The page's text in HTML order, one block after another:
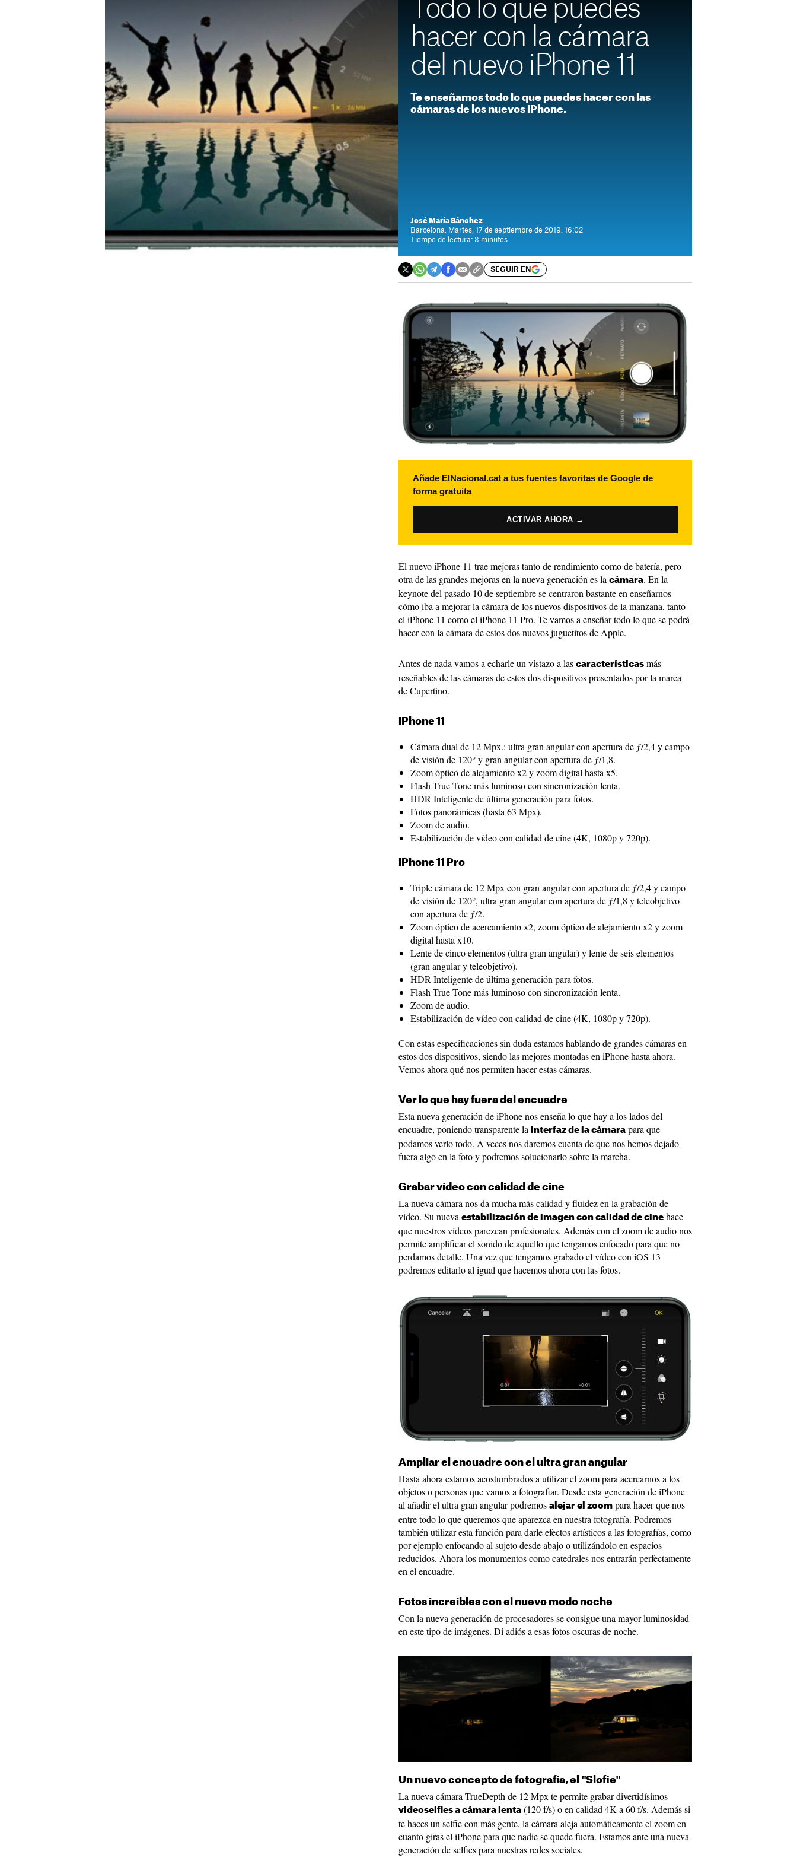
Todo lo que puedes
hacer con la cámara
del nuevo iPhone 11
Te enseñamos todo lo que puedes hacer con las
cámaras de los nuevos iPhone.
José María Sánchez
Barcelona. Martes, 17 de septiembre de 2019. 16:02
Tiempo de lectura: 3 minutos
SEGUIR EN
Añade ElNacional.cat a tus fuentes favoritas de Google de
forma gratuita
ACTIVAR AHORA →
El nuevo iPhone 11 trae mejoras tanto de rendimiento como de batería, pero
otra de las grandes mejoras en la nueva generación es la cámara. En la
keynote del pasado 10 de septiembre se centraron bastante en enseñarnos
cómo iba a mejorar la cámara de los nuevos dispositivos de la manzana, tanto
el iPhone 11 como el iPhone 11 Pro. Te vamos a enseñar todo lo que se podrá
hacer con la cámara de estos dos nuevos juguetitos de Apple.
Antes de nada vamos a echarle un vistazo a las características más
reseñables de las cámaras de estos dos dispositivos presentados por la marca
de Cupertino.
iPhone 11
Cámara dual de 12 Mpx.: ultra gran angular con apertura de ƒ/2,4 y campo
de visión de 120° y gran angular con apertura de ƒ/1,8.
Zoom óptico de alejamiento x2 y zoom digital hasta x5.
Flash True Tone más luminoso con sincronización lenta.
HDR Inteligente de última generación para fotos.
Fotos panorámicas (hasta 63 Mpx).
Zoom de audio.
Estabilización de vídeo con calidad de cine (4K, 1080p y 720p).
iPhone 11 Pro
Triple cámara de 12 Mpx con gran angular con apertura de ƒ/2,4 y campo
de visión de 120°, ultra gran angular con apertura de ƒ/1,8 y teleobjetivo
con apertura de ƒ/2.
Zoom óptico de acercamiento x2, zoom óptico de alejamiento x2 y zoom
digital hasta x10.
Lente de cinco elementos (ultra gran angular) y lente de seis elementos
(gran angular y teleobjetivo).
HDR Inteligente de última generación para fotos.
Flash True Tone más luminoso con sincronización lenta.
Zoom de audio.
Estabilización de vídeo con calidad de cine (4K, 1080p y 720p).
Con estas especificaciones sin duda estamos hablando de grandes cámaras en
estos dos dispositivos, siendo las mejores montadas en iPhone hasta ahora.
Vemos ahora qué nos permiten hacer estas cámaras.
Ver lo que hay fuera del encuadre
Esta nueva generación de iPhone nos enseña lo que hay a los lados del
encuadre, poniendo transparente la interfaz de la cámara para que
podamos verlo todo. A veces nos daremos cuenta de que nos hemos dejado
fuera algo en la foto y podremos solucionarlo sobre la marcha.
Grabar vídeo con calidad de cine
La nueva cámara nos da mucha más calidad y fluidez en la grabación de
vídeo. Su nueva estabilización de imagen con calidad de cine hace
que nuestros vídeos parezcan profesionales. Además con el zoom de audio nos
permite amplificar el sonido de aquello que tengamos enfocado para que no
perdamos detalle. Una vez que tengamos grabado el vídeo con iOS 13
podremos editarlo al igual que hacemos ahora con las fotos.
Ampliar el encuadre con el ultra gran angular
Hasta ahora estamos acostumbrados a utilizar el zoom para acercarnos a los
objetos o personas que vamos a fotografiar. Desde esta generación de iPhone
al añadir el ultra gran angular podremos alejar el zoom para hacer que nos
entre todo lo que queremos que aparezca en nuestra fotografía. Podremos
también utilizar esta función para darle efectos artísticos a las fotografías, como
por ejemplo enfocando al sujeto desde abajo o utilizándolo en espacios
reducidos. Ahora los monumentos como catedrales nos entrarán perfectamente
en el encuadre.
Fotos increíbles con el nuevo modo noche
Con la nueva generación de procesadores se consigue una mayor luminosidad
en este tipo de imágenes. Di adiós a esas fotos oscuras de noche.
Un nuevo concepto de fotografía, el "Slofie"
La nueva cámara TrueDepth de 12 Mpx te permite grabar divertidísimos
videoselfies a cámara lenta (120 f/s) o en calidad 4K a 60 f/s. Además si
te haces un selfie con más gente, la cámara aleja automáticamente el zoom en
cuanto giras el iPhone para que nadie se quede fuera. Estamos ante una nueva
generación de selfies para nuestras redes sociales.